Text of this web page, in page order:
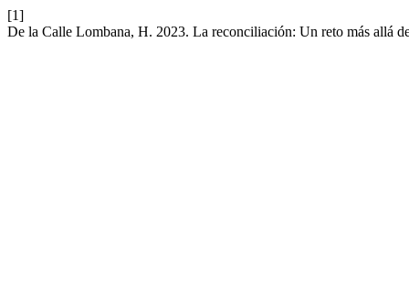
[1]
De la Calle Lombana, H. 2023. La reconciliación: Un reto más allá